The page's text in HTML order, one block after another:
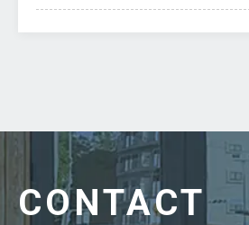
CONTACT